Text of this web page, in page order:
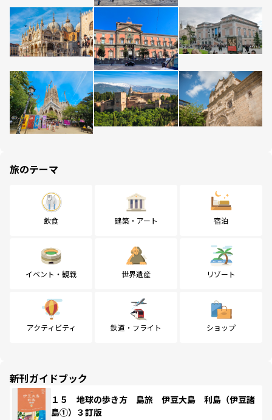
旅のテーマ
飲食 建築・アート 宿泊
イベント・観戦 世界遺産 リゾート
アクティビティ 鉄道・フライト ショップ
新刊ガイドブック
１５ 地球の歩き方 島旅 伊豆大島 利島（伊豆諸
島①）３訂版